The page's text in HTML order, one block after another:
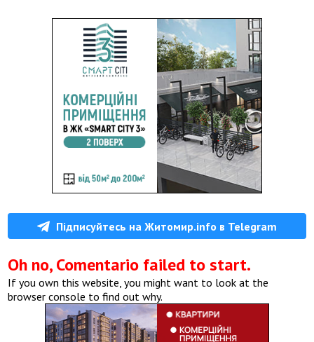
Підписуйтесь на Житомир.info в Telegram
Oh no, Comentario failed to start.
If you own this website, you might want to look at the
browser console to find out why.